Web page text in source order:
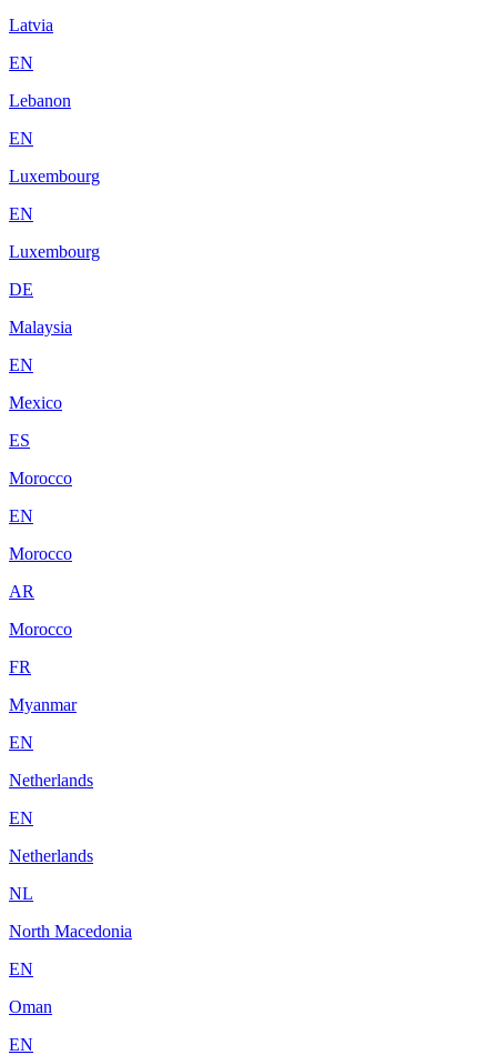
Latvia
EN
Lebanon
EN
Luxembourg
EN
Luxembourg
DE
Malaysia
EN
Mexico
ES
Morocco
EN
Morocco
AR
Morocco
FR
Myanmar
EN
Netherlands
EN
Netherlands
NL
North Macedonia
EN
Oman
EN